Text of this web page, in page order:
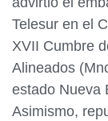
Telesur en el
XVII Cumbre
Alineados
estado Nueva
Asimismo,